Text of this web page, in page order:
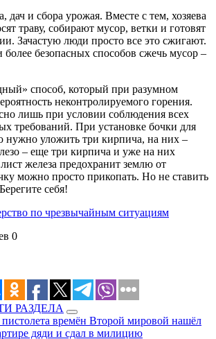
дач и сбора урожая. Вместе с тем, хозяева
траву, собирают мусор, ветки и готовят
Зачастую люди просто все это сжигают.
безопасных способов сжечь мусор –
способ, который при разумном
неконтролируемого горения.
лишь при условии соблюдения всех
требований. При установке бочки для
нужно уложить три кирпича, на них –
– еще три кирпича и уже на них
железа предохранит землю от
можно просто прикопать. Но не ставить
себя!
по чрезвычайным ситуациям
0
РАЗДЕЛА